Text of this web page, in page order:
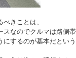
きことは、
なのでクルマは路側
にするのが基本だとい